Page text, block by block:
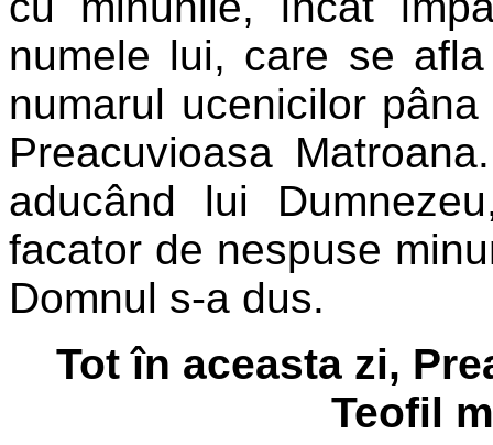
numele lui, care se
numarul ucenicilor
Preacuvioasa
aducând lui
facator de nespuse
Domnul s-a dus.
Tot în aceasta zi,
Teofil